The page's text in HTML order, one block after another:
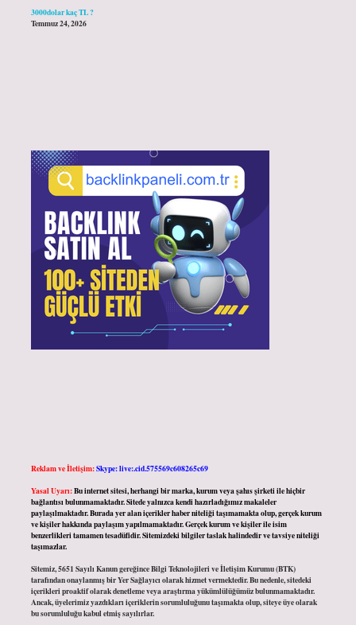
3000dolar kaç TL ?
Temmuz 24, 2026
Reklam ve İletişim:Skype: live:.cid.575569c608265c69
Yasal Uyarı:Bu internet sitesi, herhangi bir marka, kurum veya şahıs şirketi ile hiçbir
bağlantısı bulunmamaktadır. Sitede yalnızca kendi hazırladığımız makaleler
paylaşılmaktadır. Burada yer alan içerikler haber niteliği taşımamakta olup, gerçek kurum
ve kişiler hakkında paylaşım yapılmamaktadır. Gerçek kurum ve kişiler ile isim
benzerlikleri tamamen tesadüfidir. Sitemizdeki bilgiler taslak halindedir ve tavsiye niteliği
taşımazlar.
Sitemiz, 5651 Sayılı Kanun gereğince Bilgi Teknolojileri ve İletişim Kurumu (BTK)
tarafından onaylanmış bir Yer Sağlayıcı olarak hizmet vermektedir. Bu nedenle, sitedeki
içerikleri proaktif olarak denetleme veya araştırma yükümlülüğümüz bulunmamaktadır.
Ancak, üyelerimiz yazdıkları içeriklerin sorumluluğunu taşımakta olup, siteye üye olarak
bu sorumluluğu kabul etmiş sayılırlar.